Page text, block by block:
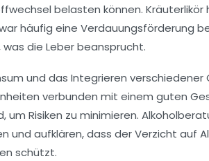
belasten können. Kräuterlikör
häufig eine Verdauungsförderung
die Leber beansprucht.
und das Integrieren
verbunden mit einem guten
um Risiken zu minimieren.
und aufklären, dass der Verzicht auf
schützt.